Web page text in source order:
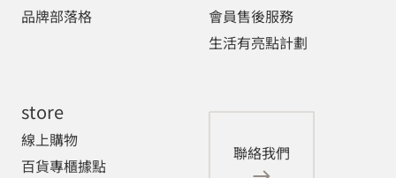
品牌部落格
會員售後服務
生活有亮點計劃
store
線上購物
百貨專櫃據點
聯絡我們